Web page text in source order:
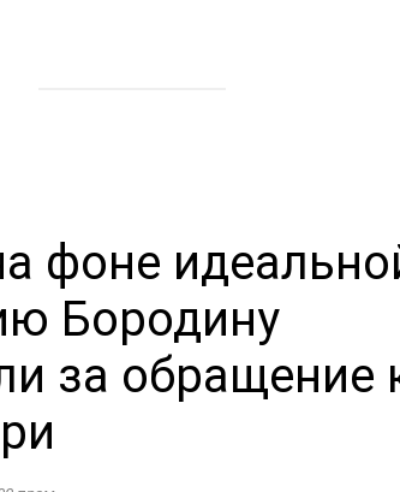
фоне
Бородину
за обращение